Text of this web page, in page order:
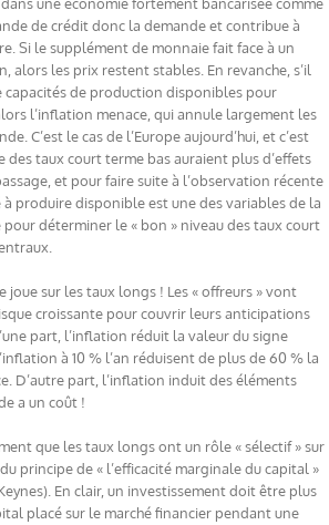
de crédit donc la demande et contribue à
Si le supplément de monnaie fait face à un
alors les prix restent stables. En revanche, s’il
capacités de production disponibles pour
l’inflation menace, qui annule largement les
C’est le cas de l’Europe aujourd’hui, et c’est
des taux court terme bas auraient plus d’effets
et pour faire suite à l’observation récente
à produire disponible est une des variables de la
pour déterminer le « bon » niveau des taux court
joue sur les taux longs ! Les « offreurs » vont
croissante pour couvrir leurs anticipations
part, l’inflation réduit la valeur du signe
à 10 % l’an réduisent de plus de 60 % la
D’autre part, l’inflation induit des éléments
a un coût !
que les taux longs ont un rôle « sélectif » sur
principe de « l’efficacité marginale du capital »
En clair, un investissement doit être plus
placé sur le marché financier pendant une